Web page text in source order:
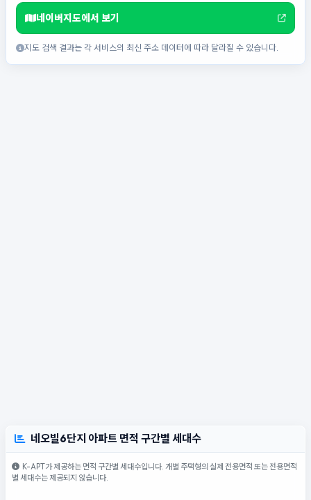
네이버지도에서 보기
지도 검색 결과는 각 서비스의 최신 주소 데이터에 따라 달라질 수 있습니다.
네오빌6단지 아파트 면적 구간별 세대수
K-APT가 제공하는 면적 구간별 세대수입니다. 개별 주택형의 실제 전용면적 또는 전용면적
별 세대수는 제공되지 않습니다.